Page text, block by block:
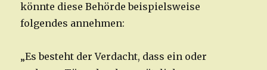
könnte diese Behörde beispielsweise
folgendes annehmen:
„Es besteht der Verdacht, dass ein oder